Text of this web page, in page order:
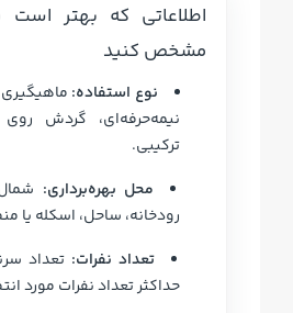
اطلاعاتی که بهتر
مشخص کنید
نوع استفاده:
نیمه‌حرفه‌ای، گردش
ترکیبی.
محل بهره‌برداری:
رودخانه، ساحل، اسکله
تعداد نفرات: تعداد
حداکثر تعداد نفرات مورد